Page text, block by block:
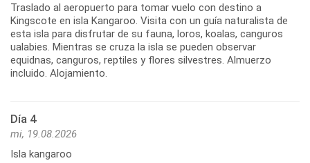
Traslado al aeropuerto para tomar vuelo con destino a
Kingscote en isla Kangaroo. Visita con un guía naturalista de
esta isla para disfrutar de su fauna, loros, koalas, canguros
ualabies. Mientras se cruza la isla se pueden observar
equidnas, canguros, reptiles y flores silvestres. Almuerzo
Día 4
mi, 19.08.2026
Isla kangaroo